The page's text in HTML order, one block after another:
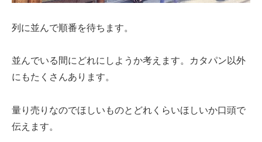
列に並んで順番を待ちます。
並んでいる間にどれにしようか考えます。カタパン以外
にもたくさんあります。
量り売りなのでほしいものとどれくらいほしいか口頭で
伝えます。